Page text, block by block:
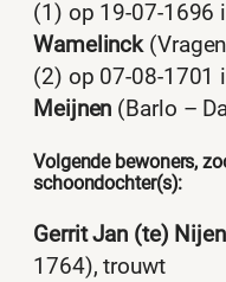
(1) op 19-07-1696
Wamelinck
(2) op 07-08-1701
Meijnen (Barlo –
Volgende bewoners,
schoondochter(s):
Gerrit Jan (te)
1764), trouwt